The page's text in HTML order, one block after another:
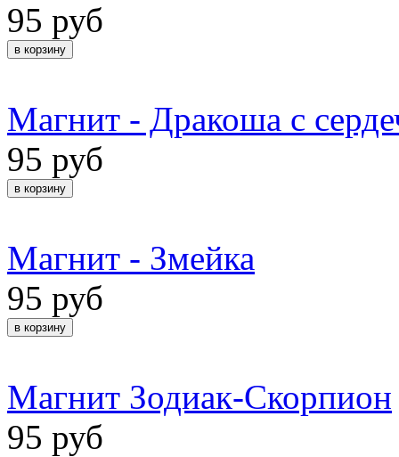
95 руб
Магнит - Дракоша с
95 руб
Магнит - Змейка
95 руб
Магнит Зодиак-Скорпион
95 руб